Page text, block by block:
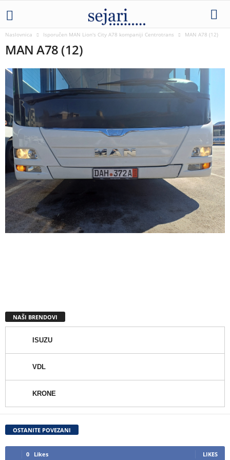
Naslovnica Isporučen MAN Lion's City A78 kompaniji Centrotrans MAN A78 (12)
MAN A78 (12)
NAŠI BRENDOVI
OSTANITE POVEZANI
0 Likes LIKES